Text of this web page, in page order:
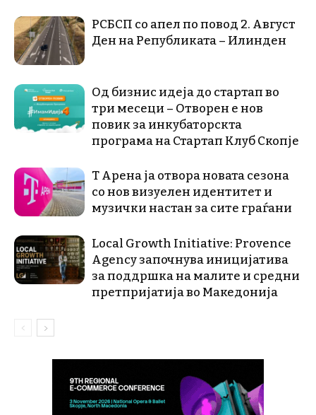
РСБСП со апел по повод 2. Август
Ден на Републиката – Илинден
Од бизнис идеја до стартап во
три месеци – Отворен е нов
повик за инкубаторскта
програма на Стартап Клуб Скопје
Т Арена ја отвора новата сезона
со нов визуелен идентитет и
музички настан за сите граѓани
Local Growth Initiative: Provence
Agency започнува иницијатива
за поддршка на малите и средни
претпријатија во Македонија